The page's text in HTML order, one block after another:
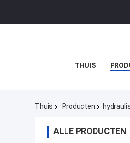
THUIS
Thuis Producten
ALLE PRODUCTEN